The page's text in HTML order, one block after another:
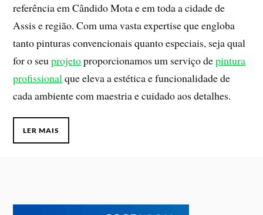
referência em Cândido Mota e em toda a cidade de
Assis e região. Com uma vasta expertise que engloba
tanto pinturas convencionais quanto especiais, seja qual
for o seuprojetoproporcionamos um serviço depintura
profissionalque eleva a estética e funcionalidade de
cada ambiente com maestria e cuidado aos detalhes.
LER MAIS